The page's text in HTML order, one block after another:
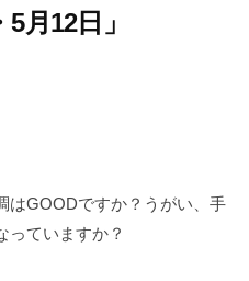
月12日」
はGOODですか？うがい、手
っていますか？